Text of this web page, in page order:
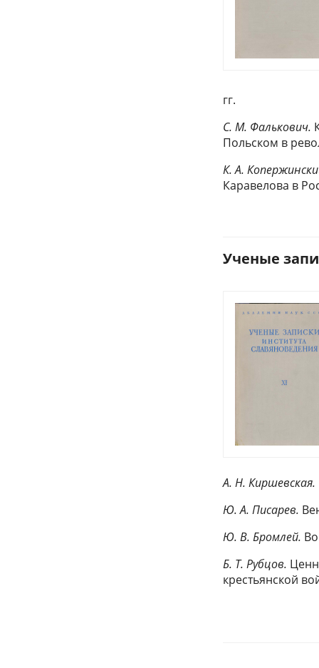
гг.
С. М. Фалькович.
Польском в
К. А.
Каравелова в
Ученые
А. Н. Киршевская.
Ю. А. Писарев.
Ю. В. Бромлей.
Б. Т. Рубцов.
крестьянской